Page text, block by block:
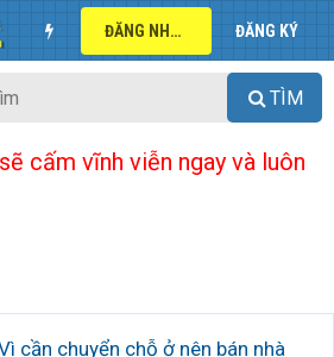
ĐĂNG NHẬP ĐĂNG KÝ
TÌM
cấm vĩnh viễn ngay và luôn
cần chuyển chỗ ở nên bán nhà